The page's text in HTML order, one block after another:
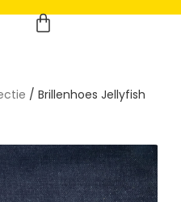
/ Brillenhoes Jellyfish